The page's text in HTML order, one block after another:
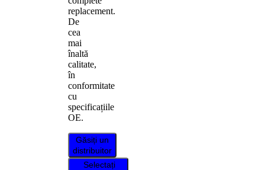
replacement.
De
cea
mai
înaltă
calitate,
în
conformitate
cu
specificațiile
OE.
Găsiți un
distribuitor
Selectați